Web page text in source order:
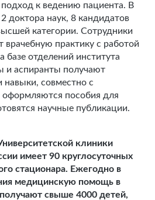
к ведению пациента. В
доктора наук, 8 кандидатов
категории. Сотрудники
практику с работой
отделений института
и аспиранты получают
навыки, совместно с
пособия для
научные публикации.
клиники
имеет 90 круглосуточных
стационара. Ежегодно в
медицинскую помощь в
свыше 4000 детей,